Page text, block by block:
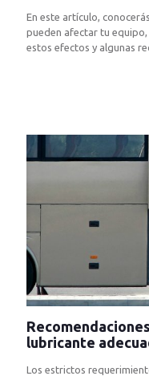
En este artículo,
pueden afectar tu
estos efectos y algunas
lubricante
Los estrictos